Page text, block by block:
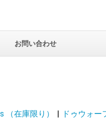
お問い合わせ
（在庫限り） | ドゥウォー